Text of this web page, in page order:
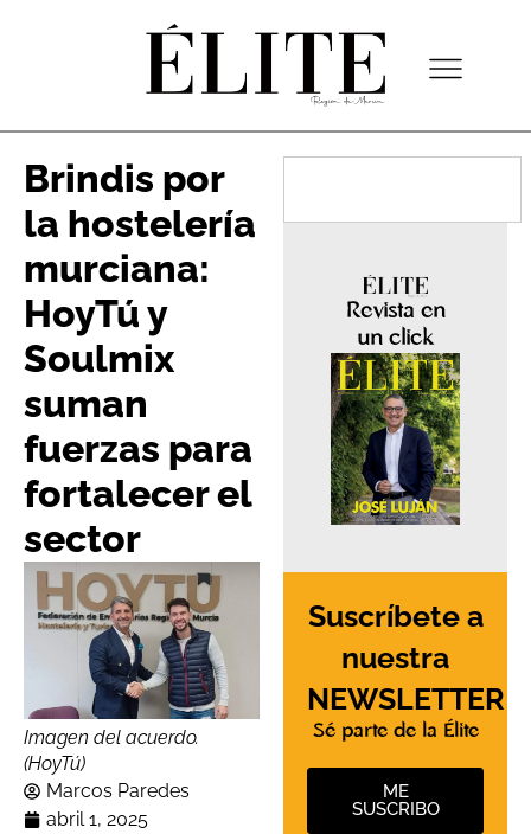
Brindis por
la hostelería
murciana:
HoyTú y
Soulmix
suman
fuerzas para
fortalecer el
sector
Imagen del acuerdo.
(HoyTú)
Marcos Paredes
abril 1, 2025
Revista en
un click
Suscríbete a
nuestra
NEWSLETTER
Sé parte de la Élite
ME
SUSCRIBO